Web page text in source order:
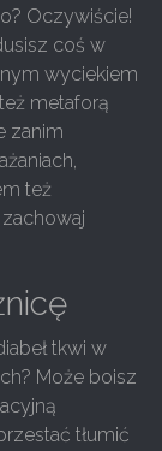
Oczywiście!
coś w
wyciekiem
metaforą
zanim
też
tkwi w
Może boisz
tłumić